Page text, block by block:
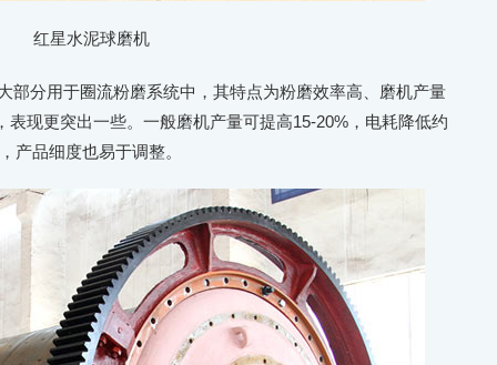
红星水泥球磨机
部分用于圈流粉磨系统中，其特点为粉磨效率高、磨机产量
现更突出一些。一般磨机产量可提高15-20%，电耗降低约
产品细度也易于调整。